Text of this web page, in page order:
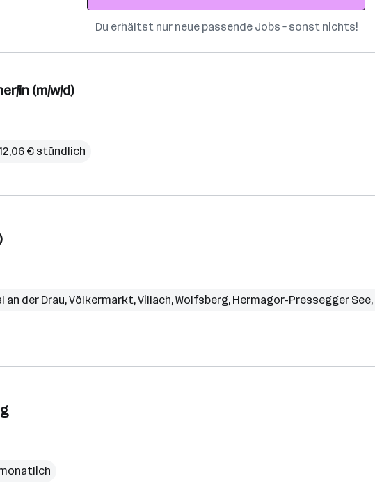
Du erhältst nur neue passende Jobs – sonst nichts!
in (m/w/d)
€ stündlich
an der Drau,Völkermarkt,Villach,Wolfsberg, Hermagor-Pressegger See,